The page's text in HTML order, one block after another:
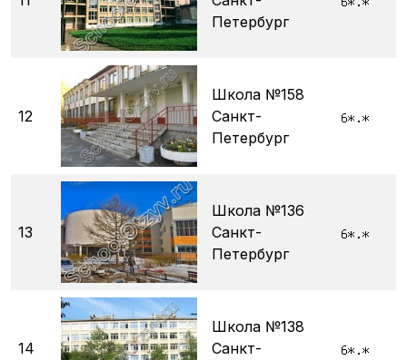
Петербург
12
Школа №158
Санкт-
Петербург
13
Школа №136
Санкт-
Петербург
14
Школа №138
Санкт-